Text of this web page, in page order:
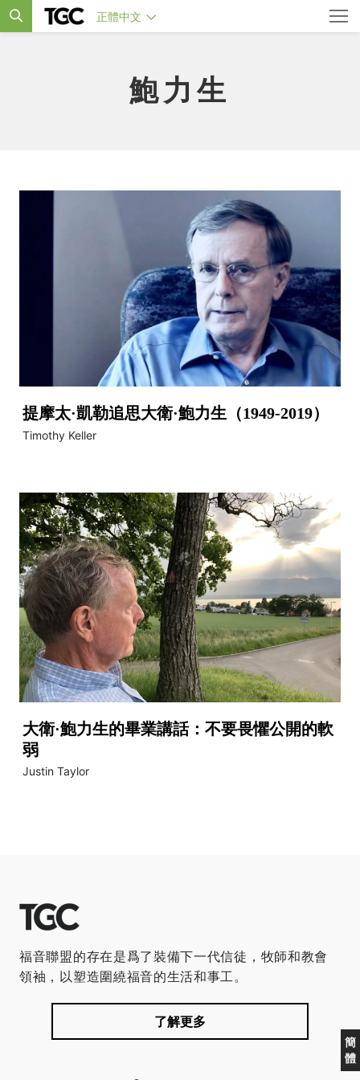
正體中文
鮑力生
提摩太·凱勒追思大衛·鮑力生（1949-2019）
Timothy Keller
大衛·鮑力生的畢業講話：不要畏懼公開的軟
弱
Justin Taylor
簡
體
福音聯盟的存在是爲了裝備下一代信徒，牧師和教會
領袖，以塑造圍繞福音的生活和事工。
了解更多